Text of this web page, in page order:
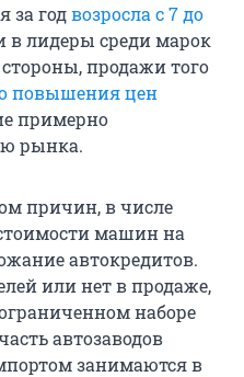
за годвозросла с 7 до
в лидеры среди марок
продажи того
повышения цен
примерно
рынка.
причин, в числе
машин на
автокредитов.
или нет в продаже,
наборе
автозаводов
занимаются в